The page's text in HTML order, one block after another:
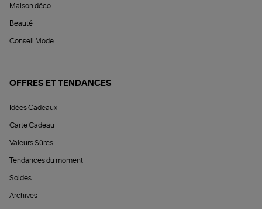
Maison déco
Beauté
Conseil Mode
OFFRES ET TENDANCES
Idées Cadeaux
Carte Cadeau
Valeurs Sûres
Tendances du moment
Soldes
Archives